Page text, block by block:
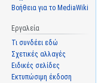
Βοήθεια για το MediaWiki
Εργαλεία
Τι συνδέει εδώ
Σχετικές αλλαγές
Ειδικές σελίδες
Εκτυπώσιμη έκδοση